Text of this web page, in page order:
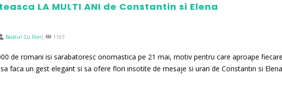
LA MULTI ANI de Constantin si Elena
Baiatul Cu Flori | 1163
de romani isi sarabatoresc onomastica pe 21 mai, motiv pentru care aproape fiecare
faca un gest elegant si sa ofere flori insotite de mesaje si urari de Constantin si